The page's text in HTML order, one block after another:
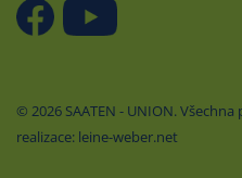
© 2026 SAATEN - UNION.
realizace: leine-weber.net